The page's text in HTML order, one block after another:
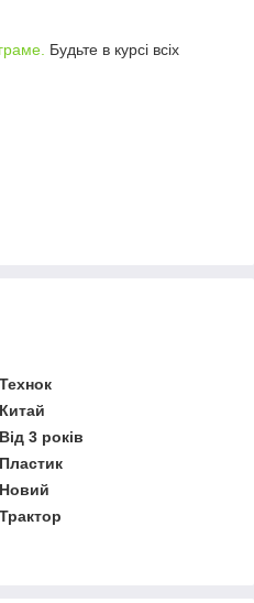
Будьте в курсі всіх
Технок
Китай
Від 3 років
Пластик
Новий
Трактор